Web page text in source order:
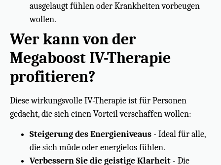
ausgelaugt fühlen oder Krankheiten vorbeugen
wollen.
Wer kann von der
Megaboost IV-Therapie
profitieren?
Diese wirkungsvolle IV-Therapie ist für Personen
gedacht, die sich einen Vorteil verschaffen wollen:
Steigerung des Energieniveaus - Ideal für alle,
die sich müde oder energielos fühlen.
Verbessern Sie die geistige Klarheit - Die